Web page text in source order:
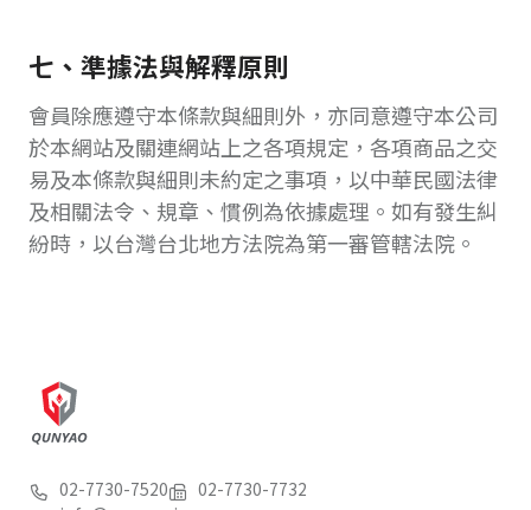
七、準據法與解釋原則
會員除應遵守本條款與細則外，亦同意遵守本公司
於本網站及關連網站上之各項規定，各項商品之交
易及本條款與細則未約定之事項，以中華民國法律
及相關法令、規章、慣例為依據處理。如有發生糾
紛時，以台灣台北地方法院為第一審管轄法院。
02-7730-7520
02-7730-7732